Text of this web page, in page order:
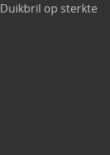
Duikbril op sterkte